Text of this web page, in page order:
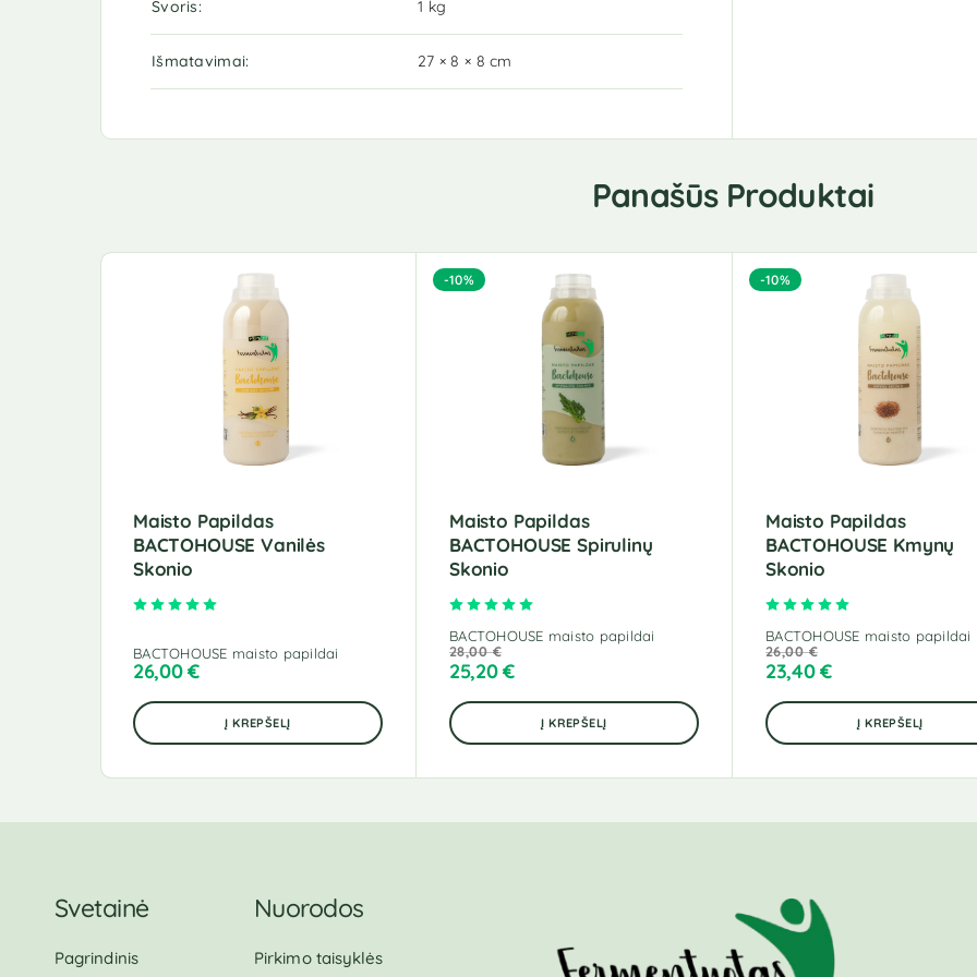
Svoris 1 kg
Išmatavimai 27 × 8 × 8 cm
Panašūs Produktai
Maisto Papildas
BACTOHOUSE Vanilės
Skonio
BACTOHOUSE maisto papildai
26,00€
Į KREPŠELĮ
-10%
Maisto Papildas
BACTOHOUSE Spirulinų
Skonio
BACTOHOUSE maisto papildai
28,00€
25,20€
Į KREPŠELĮ
-10%
Maisto Papildas
BACTOHOUSE Kmynų
Skonio
BACTOHOUSE maisto papildai
26,00€
23,40€
Į KREPŠELĮ
Svetainė
Pagrindinis
Nuorodos
Pirkimo taisyklės